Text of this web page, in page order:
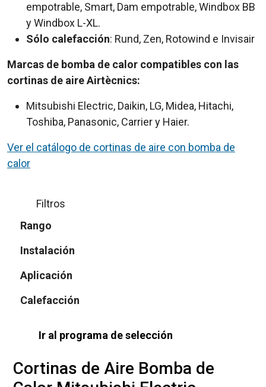
empotrable, Smart, Dam empotrable, Windbox BB
y Windbox L-XL.
Sólo calefacción: Rund, Zen, Rotowind e Invisair
Marcas de bomba de calor compatibles con las
cortinas de aire Airtècnics:
Mitsubishi Electric, Daikin, LG, Midea, Hitachi,
Toshiba, Panasonic, Carrier y Haier.
Ver el catálogo de cortinas de aire con bomba de
calor
Filtros
Rango
Instalación
Aplicación
Calefacción
Ir al programa de selección
Cortinas de Aire Bomba de